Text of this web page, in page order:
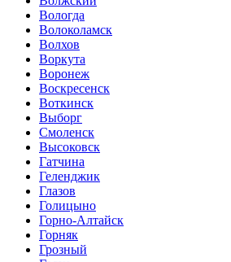
Вологда
Волоколамск
Волхов
Воркута
Воронеж
Воскресенск
Воткинск
Выборг
Смоленск
Высоковск
Гатчина
Геленджик
Глазов
Голицыно
Горно-Алтайск
Горняк
Грозный